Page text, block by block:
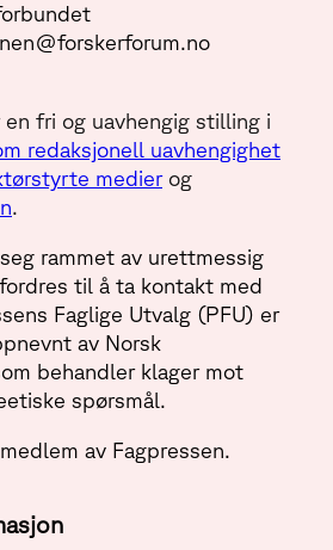
en fri og uavhengig stilling i
redaksjonell uavhengighet
medierog
.
rammet av urettmessig
til å ta kontakt med
Faglige Utvalg (PFU) er
av Norsk
behandler klager mot
spørsmål.
av Fagpressen.